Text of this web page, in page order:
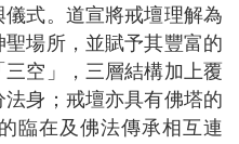
式。道宣將戒壇理解為
場所，並賦予其豐富的
空」，三層結構加上覆
身；戒壇亦具有佛塔的
臨在及佛法傳承相互連